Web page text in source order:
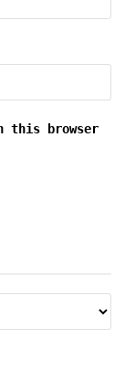
this browser